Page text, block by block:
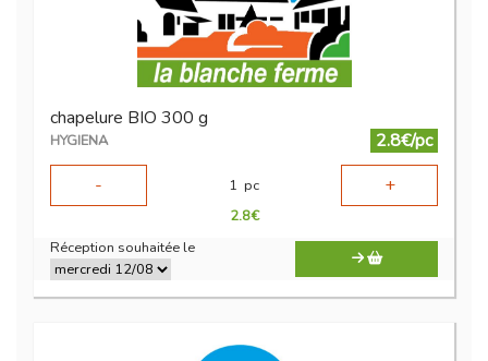
chapelure BIO 300 g
HYGIENA
2.8€/pc
-
1 pc +
2.8€
Réception souhaitée le